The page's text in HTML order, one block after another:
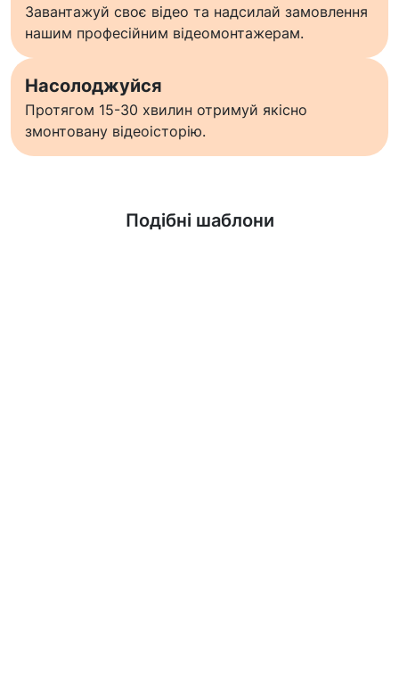
Завантажуй своє відео та надсилай замовлення
нашим професійним відеомонтажерам.
Насолоджуйся
Протягом 15-30 хвилин отримуй якісно
змонтовану відеоісторію.
Подібні шаблони
Дізнатися більше